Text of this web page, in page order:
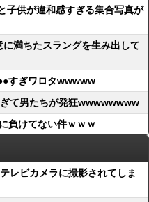
子供が違和感すぎる集合写真が
に満ちたスラングを生み出して
すぎワロタwwwww
ぎて男たちが発狂wwwwwwww
負けてない件ｗｗｗ
レビカメラに撮影されてしま